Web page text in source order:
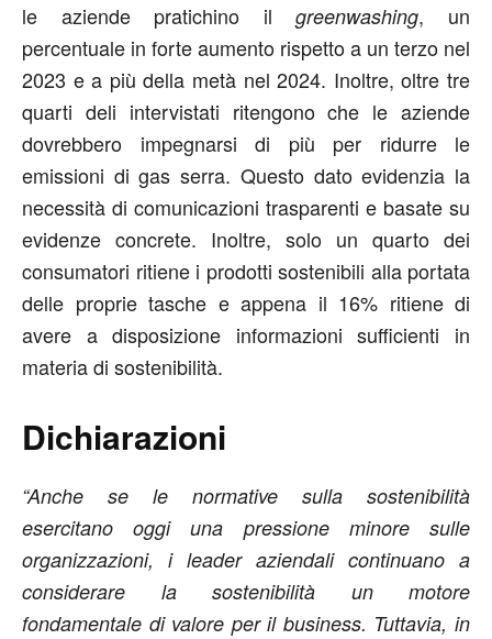
le aziende pratichino ilgreenwashing, un
percentuale in forte aumento rispetto a un terzo nel
2023 e a più della metà nel 2024. Inoltre, oltre tre
quarti deli intervistati ritengono che le aziende
dovrebbero impegnarsi di più per ridurre le
emissioni di gas serra. Questo dato evidenzia la
necessità di comunicazioni trasparenti e basate su
evidenze concrete. Inoltre, solo un quarto dei
consumatori ritiene i prodotti sostenibili alla portata
delle proprie tasche e appena il 16% ritiene di
avere a disposizione informazioni sufficienti in
materia di sostenibilità.
Dichiarazioni
“Anche se le normative sulla sostenibilità
esercitano oggi una pressione minore sulle
organizzazioni, i leader aziendali continuano a
considerare la sostenibilità un motore
fondamentale di valore per il business. Tuttavia, in